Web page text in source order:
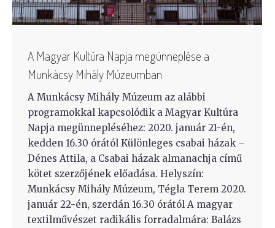
A Magyar Kultúra Napja megünneplése a
Munkácsy Mihály Múzeumban
A Munkácsy Mihály Múzeum az alábbi
programokkal kapcsolódik a Magyar Kultúra
Napja megünnepléséhez: 2020. január 21-én,
kedden 16.30 órától Különleges csabai házak –
Dénes Attila, a Csabai házak almanachja című
kötet szerzőjének előadása. Helyszín:
Munkácsy Mihály Múzeum, Tégla Terem 2020.
január 22-én, szerdán 16.30 órától A magyar
textilművészet radikális forradalmára: Balázs